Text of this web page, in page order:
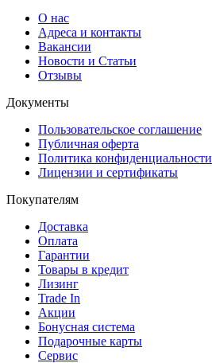
О нас
Адреса и контакты
Вакансии
Новости и Статьи
Отзывы
Документы
Пользовательское соглашение
Публичная оферта
Политика конфиденциальности
Лицензии и сертификаты
Покупателям
Доставка
Оплата
Гарантии
Товары в кредит
Лизинг
Trade In
Акции
Бонусная система
Подарочные карты
Сервис